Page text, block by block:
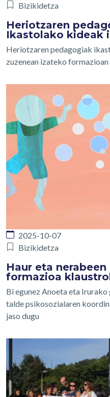
Bizikidetza
Heriotzaren
Ikastolako kideak
Heriotzaren pedagogiak
zuzenean izateko
2025-10-07
Bizikidetza
Haur eta
formazioa
Bi egunez Anoeta eta
talde psikosozialaren
jaso dugu